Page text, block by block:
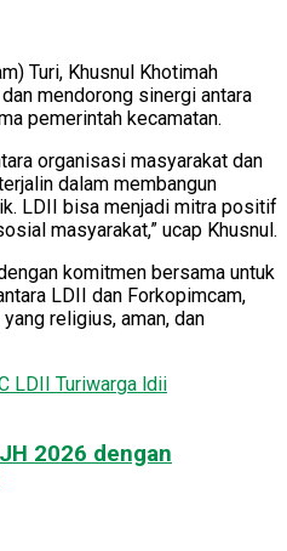
Turi, Khusnul Khotimah
mendorong sinergi antara
pemerintah kecamatan.
organisasi masyarakat dan
dalam membangun
LDII bisa menjadi mitra positif
masyarakat,” ucap Khusnul.
komitmen bersama untuk
LDII dan Forkopimcam,
religius, aman, dan
LDII Turiwarga ldii
2026 dengan